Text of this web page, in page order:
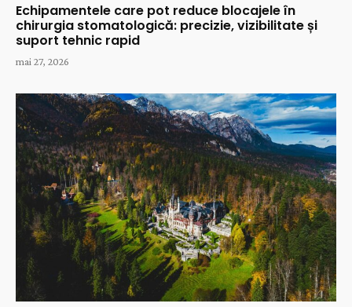
Echipamentele care pot reduce blocajele în
chirurgia stomatologică: precizie, vizibilitate și
suport tehnic rapid
mai 27, 2026